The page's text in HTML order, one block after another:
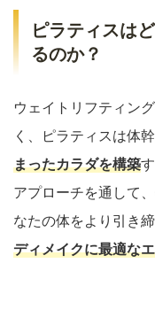
ピラティスは
るのか？
ウェイトリフティン
く、ピラティスは体
まったカラダを構築
アプローチを通して
なたの体をより引き
ディメイクに最適な